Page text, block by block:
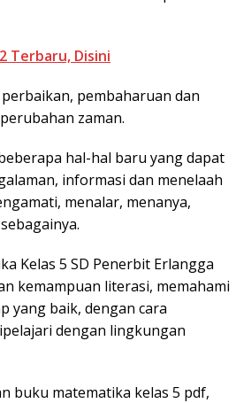
Terbaru, Disini
pembaharuan dan
zaman.
hal-hal baru yang dapat
informasi dan menelaah
menalar, menanya,
Kelas 5 SD Penerbit Erlangga
kemampuan literasi, memahami
yang baik, dengan cara
dengan lingkungan
buku matematika kelas 5 pdf,